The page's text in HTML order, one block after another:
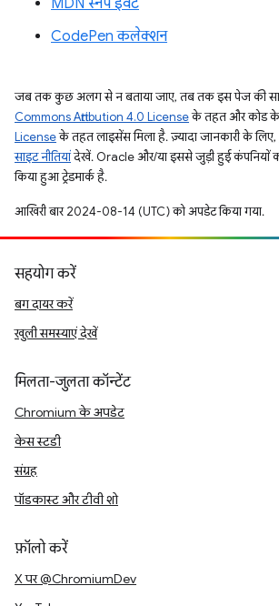
MDN स्नैप इवेंट
CodePen कलेक्शन
जब तक कुछ अलग से न बताया जाए, तब तक इस पेज की
Commons Attribution 4.0 Licenseके तहत और कोड के
Licenseके तहत लाइसेंस मिला है. ज़्यादा जानकारी के लिए,
साइट नीतियांदेखें. Oracle और/या इससे जुड़ी हुई कंपनियों
किया हुआ ट्रेडमार्क है.
आखिरी बार 2024-08-14 (UTC) को अपडेट किया गया.
सहयोग करें
बग दायर करें
खुली समस्याएं देखें
मिलता-जुलता कॉन्टेंट
Chromium के अपडेट
केस स्टडी
संग्रह
पॉडकास्ट और टीवी शो
फ़ॉलो करें
X पर @ChromiumDev